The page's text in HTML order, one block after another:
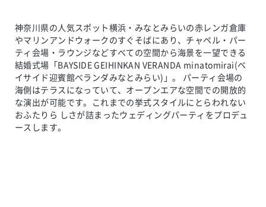
神奈川県の人気スポット横浜・みなとみらいの赤レンガ倉庫
やマリンアンドウォークのすぐそばにあり、チャペル・パー
ティ会場・ラウンジなどすべての空間から海景を一望できる
結婚式場「BAYSIDE GEIHINKAN VERANDA minatomirai(ベ
イサイド迎賓館べランダみなとみらい)」。 パーティ会場の
海側はテラスになっていて、オープンエアな空間での開放的
な演出が可能です。これまでの挙式スタイルにとらわれない
おふたりら しさが詰まったウェディングパーティをプロデュ
ースします。